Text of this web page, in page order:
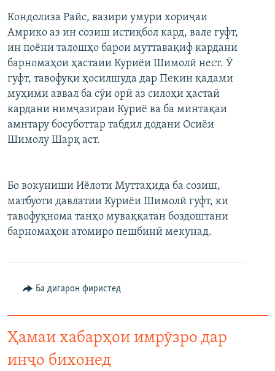
Ҳамаи сомонаҳои RFE/RL
Кондолиза Райс, вазири умури хориҷаи
Амрико аз ин созиш истиқбол кард, вале гуфт,
ин поёни талошҳо барои муттавақиф кардани
барномаҳои ҳастаии Куриёи Шимолӣ нест. Ӯ
гуфт, тавофуқи ҳосилшуда дар Пекин қадами
муҳими аввал ба сӯи орӣ аз силоҳи ҳастаӣ
кардани нимҷазираи Куриё ва ба минтақаи
амнтару босуботтар табдил додани Осиёи
Шимолу Шарқ аст.
Бо вокуниши Иёлоти Муттаҳида ба созиш,
матбуоти давлатии Куриёи Шимолӣ гуфт, ки
тавофуқнома танҳо муваққатан боздоштани
барномаҳои атомиро пешбинӣ мекунад.
Ба дигарон фиристед
Ҳамаи хабарҳои имрӯзро дар
инҷо бихонед